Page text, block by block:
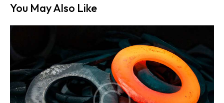
You May Also Like